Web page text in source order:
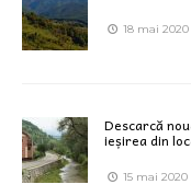
18 mai 2020
Descarcă
ieșirea din
15 mai 2020